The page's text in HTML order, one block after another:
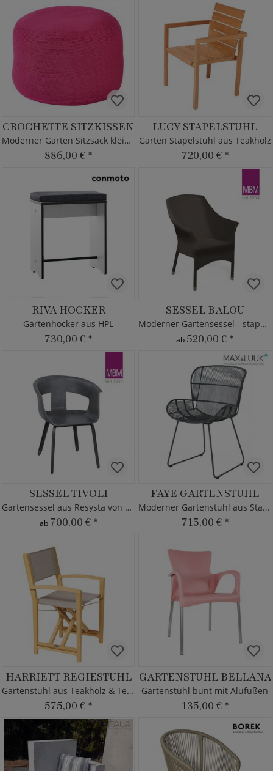
CROCHETTE SITZKISSEN
Moderner Garten Sitzsack klein - Borek - fuchsia
886,00 € *
LUCY STAPELSTUHL
Garten Stapelstuhl aus Teakholz
720,00 € *
RIVA HOCKER
Gartenhocker aus HPL
730,00 € *
SESSEL BALOU
Moderner Gartensessel - stapelbar
ab 520,00 € *
SESSEL TIVOLI
Gartensessel aus Resysta von MBM
ab 700,00 € *
FAYE GARTENSTUHL
Moderner Gartenstuhl aus Stahl & Kunststoff
715,00 € *
HARRIETT REGIESTUHL
Gartenstuhl aus Teakholz & Textilene
575,00 € *
GARTENSTUHL BELLANA
Gartenstuhl bunt mit Alufüßen
135,00 € *